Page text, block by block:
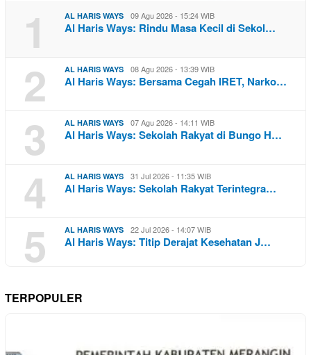
1 AL HARIS WAYS 09 Agu 2026 - 15:24 WIB
Al Haris Ways: Rindu Masa Kecil di Sekol…
2 AL HARIS WAYS 08 Agu 2026 - 13:39 WIB
Al Haris Ways: Bersama Cegah IRET, Narko…
3 AL HARIS WAYS 07 Agu 2026 - 14:11 WIB
Al Haris Ways: Sekolah Rakyat di Bungo H…
4 AL HARIS WAYS 31 Jul 2026 - 11:35 WIB
Al Haris Ways: Sekolah Rakyat Terintegra…
5 AL HARIS WAYS 22 Jul 2026 - 14:07 WIB
Al Haris Ways: Titip Derajat Kesehatan J…
TERPOPULER